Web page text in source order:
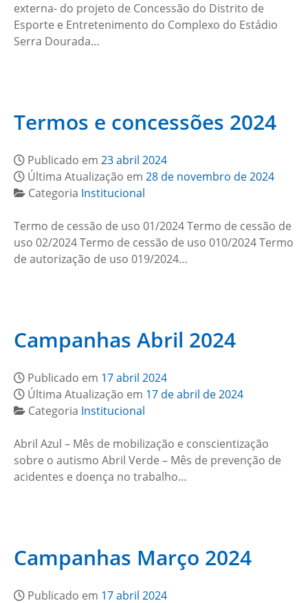
externa- do projeto de Concessão do Distrito de
Esporte e Entretenimento do Complexo do Estádio
Serra Dourada…
Termos e concessões 2024
Publicado em 23 abril 2024
Última Atualização em 28 de novembro de 2024
Categoria Institucional
Termo de cessão de uso 01/2024 Termo de cessão de
uso 02/2024 Termo de cessão de uso 010/2024 Termo
de autorização de uso 019/2024…
Campanhas Abril 2024
Publicado em 17 abril 2024
Última Atualização em 17 de abril de 2024
Categoria Institucional
Abril Azul – Mês de mobilização e conscientização
sobre o autismo Abril Verde – Mês de prevenção de
acidentes e doença no trabalho…
Campanhas Março 2024
Publicado em 17 abril 2024